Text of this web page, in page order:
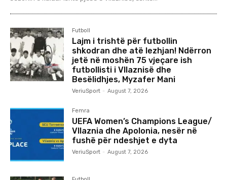
Futboll
Lajm i trishtë për futbollin
shkodran dhe atë lezhjan! Ndërron
jetë në moshën 75 vjeçare ish
futbollisti i Vllaznisë dhe
Besëlidhjes, Myzafer Mani
VeriuSport - August 7, 2026
Femra
UEFA Women’s Champions League/
Vllaznia dhe Apolonia, nesër në
fushë për ndeshjet e dyta
VeriuSport - August 7, 2026